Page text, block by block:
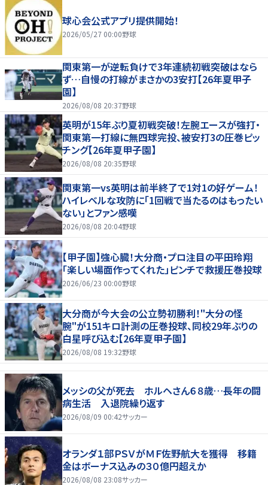
球心会公式アプリ提供開始！
2026/05/27 00:00野球
関東第一が逆転負けで3年連続初戦突破はなら
ず…自慢の打線がまさかの3安打【26年夏甲子
園】
2026/08/08 20:37野球
英明が15年ぶり夏初戦突破！左腕エースが強打・
関東第一打線に無四球完投、被安打3の圧巻ピッ
チング【26年夏甲子園】
2026/08/08 20:35野球
関東第一vs英明は前半終了で1対1の好ゲーム！
ハイレベルな攻防に「1回戦で当たるのはもったい
ない」とファン感嘆
2026/08/08 20:04野球
【甲子園】強心臓！大分商・プロ注目の平田玲翔
「楽しい場面作ってくれた」ピンチで救援圧巻投球
2026/06/23 00:00野球
大分商が今大会の公立勢初勝利！"大分の怪
腕"が151キロ計測の圧巻投球、同校29年ぶりの
白星呼び込む【26年夏甲子園】
2026/08/08 19:32野球
メッシの父が死去 ホルヘさん６８歳…長年の闘
病生活 入退院繰り返す
2026/08/09 00:42サッカー
オランダ１部ＰＳＶがＭＦ佐野航大を獲得 移籍
金はボーナス込みの３０億円超えか
2026/08/08 23:08サッカー